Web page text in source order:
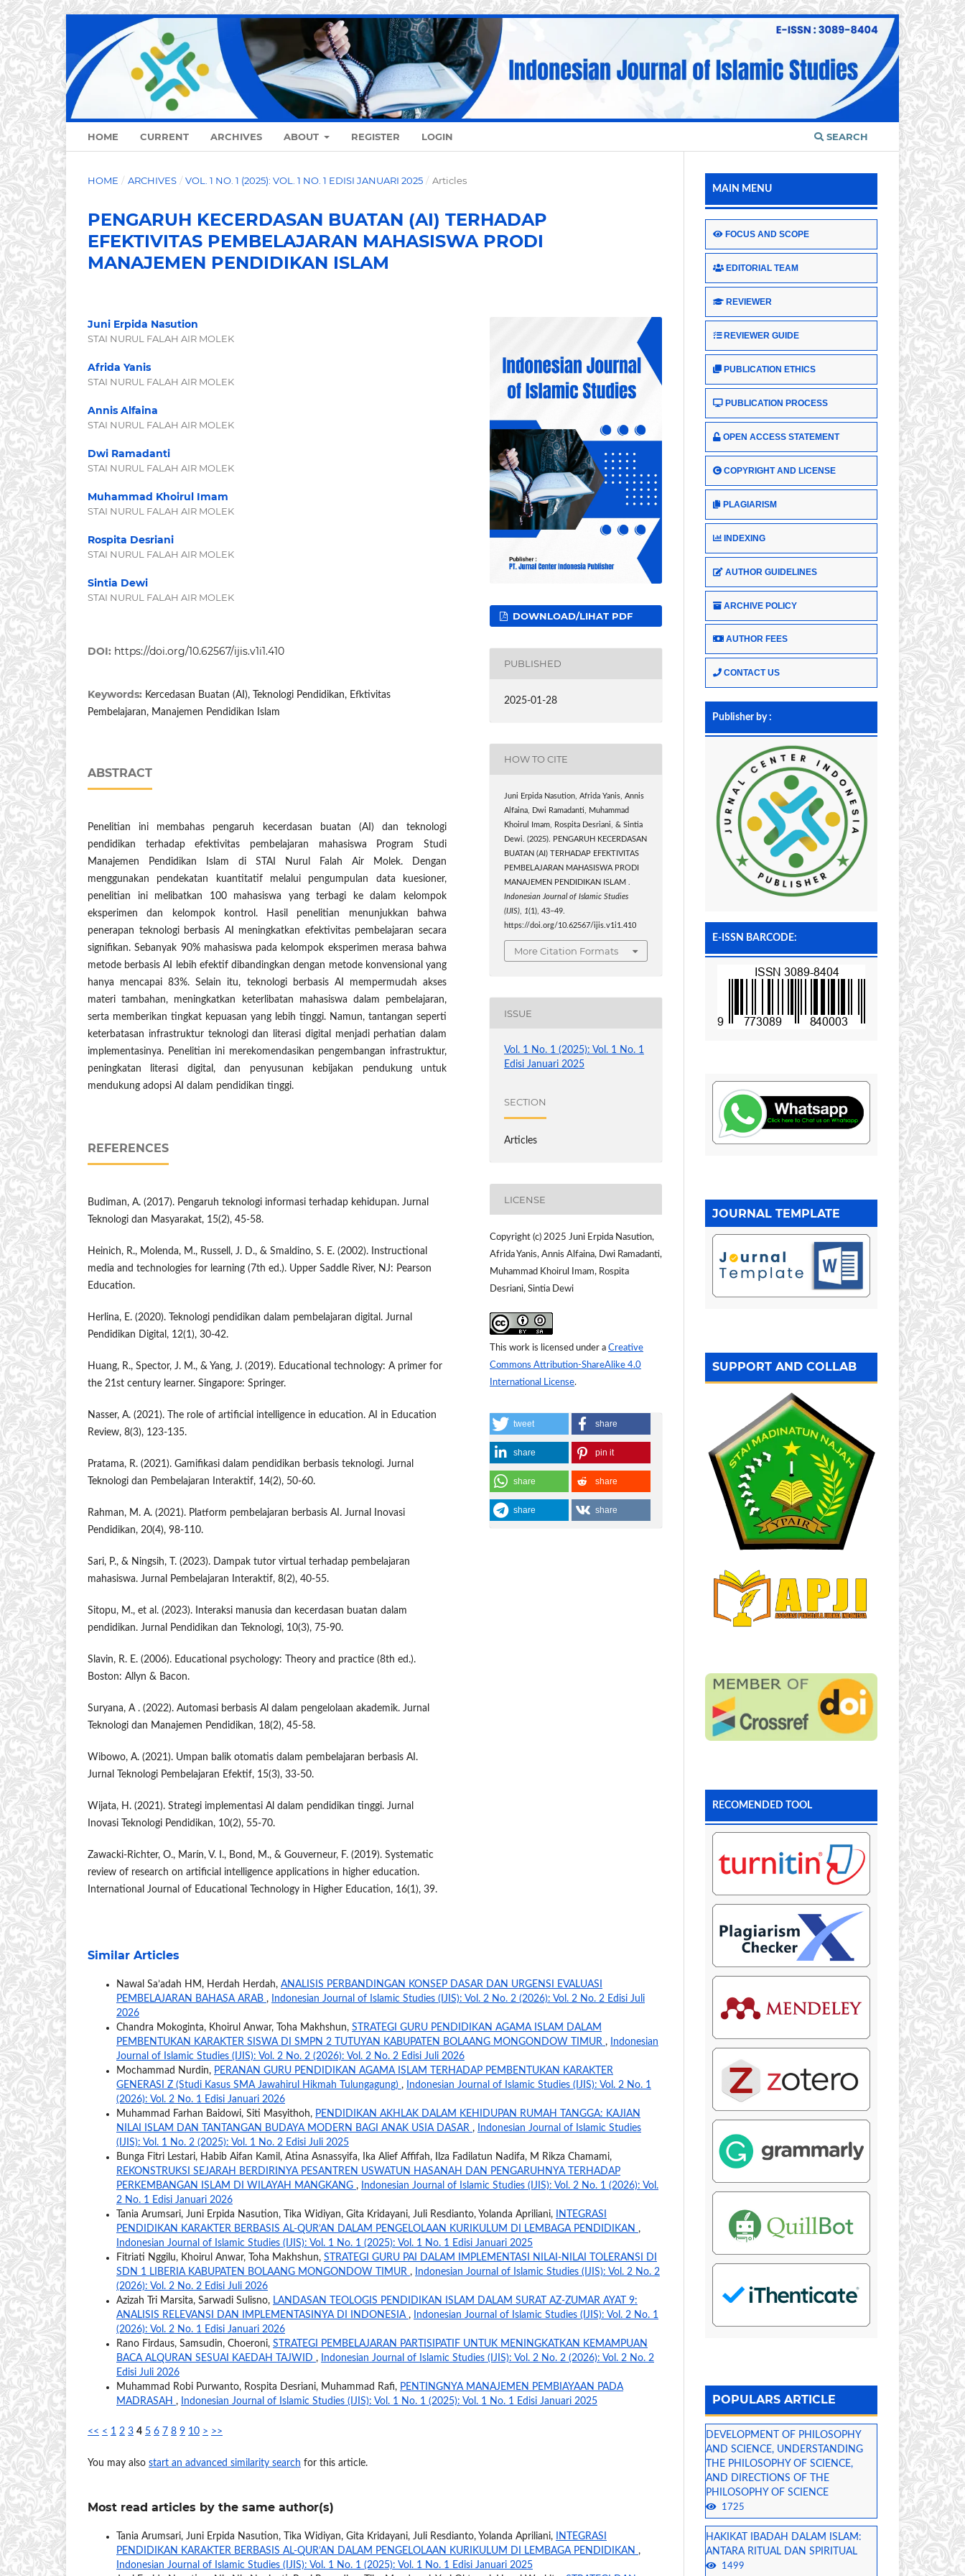
HOME CURRENT ARCHIVES ABOUT REGISTER LOGIN SEARCH
HOME / ARCHIVES / VOL. 1 NO. 1 (2025): VOL. 1 NO. 1 EDISI JANUARI 2025 / Articles
PENGARUH KECERDASAN BUATAN (AI) TERHADAP
EFEKTIVITAS PEMBELAJARAN MAHASISWA PRODI
MANAJEMEN PENDIDIKAN ISLAM
Juni Erpida Nasution
STAI NURUL FALAH AIR MOLEK
Afrida Yanis
STAI NURUL FALAH AIR MOLEK
Annis Alfaina
STAI NURUL FALAH AIR MOLEK
Dwi Ramadanti
STAI NURUL FALAH AIR MOLEK
Muhammad Khoirul Imam
STAI NURUL FALAH AIR MOLEK
Rospita Desriani
STAI NURUL FALAH AIR MOLEK
Sintia Dewi
STAI NURUL FALAH AIR MOLEK
DOI: https://doi.org/10.62567/ijis.v1i1.410
Keywords: Kercedasan Buatan (AI), Teknologi Pendidikan, Efktivitas
Pembelajaran, Manajemen Pendidikan Islam
ABSTRACT
Penelitian ini membahas pengaruh kecerdasan buatan (AI) dan teknologi
pendidikan terhadap efektivitas pembelajaran mahasiswa Program Studi
Manajemen Pendidikan Islam di STAI Nurul Falah Air Molek. Dengan
menggunakan pendekatan kuantitatif melalui pengumpulan data kuesioner,
penelitian ini melibatkan 100 mahasiswa yang terbagi ke dalam kelompok
eksperimen dan kelompok kontrol. Hasil penelitian menunjukkan bahwa
penerapan teknologi berbasis AI meningkatkan efektivitas pembelajaran secara
signifikan. Sebanyak 90% mahasiswa pada kelompok eksperimen merasa bahwa
metode berbasis AI lebih efektif dibandingkan dengan metode konvensional yang
hanya mencapai 83%. Selain itu, teknologi berbasis AI mempermudah akses
materi tambahan, meningkatkan keterlibatan mahasiswa dalam pembelajaran,
serta memberikan tingkat kepuasan yang lebih tinggi. Namun, tantangan seperti
keterbatasan infrastruktur teknologi dan literasi digital menjadi perhatian dalam
implementasinya. Penelitian ini merekomendasikan pengembangan infrastruktur,
peningkatan literasi digital, dan penyusunan kebijakan pendukung untuk
mendukung adopsi AI dalam pendidikan tinggi.
REFERENCES
Budiman, A. (2017). Pengaruh teknologi informasi terhadap kehidupan. Jurnal
Teknologi dan Masyarakat, 15(2), 45-58.
Heinich, R., Molenda, M., Russell, J. D., & Smaldino, S. E. (2002). Instructional
media and technologies for learning (7th ed.). Upper Saddle River, NJ: Pearson
Education.
Herlina, E. (2020). Teknologi pendidikan dalam pembelajaran digital. Jurnal
Pendidikan Digital, 12(1), 30-42.
Huang, R., Spector, J. M., & Yang, J. (2019). Educational technology: A primer for
the 21st century learner. Singapore: Springer.
Nasser, A. (2021). The role of artificial intelligence in education. AI in Education
Review, 8(3), 123-135.
Pratama, R. (2021). Gamifikasi dalam pendidikan berbasis teknologi. Jurnal
Teknologi dan Pembelajaran Interaktif, 14(2), 50-60.
Rahman, M. A. (2021). Platform pembelajaran berbasis AI. Jurnal Inovasi
Pendidikan, 20(4), 98-110.
Sari, P., & Ningsih, T. (2023). Dampak tutor virtual terhadap pembelajaran
mahasiswa. Jurnal Pembelajaran Interaktif, 8(2), 40-55.
Sitopu, M., et al. (2023). Interaksi manusia dan kecerdasan buatan dalam
pendidikan. Jurnal Pendidikan dan Teknologi, 10(3), 75-90.
Slavin, R. E. (2006). Educational psychology: Theory and practice (8th ed.).
Boston: Allyn & Bacon.
Suryana, A . (2022). Automasi berbasis Al dalam pengelolaan akademik. Jurnal
Teknologi dan Manajemen Pendidikan, 18(2), 45-58.
Wibowo, A. (2021). Umpan balik otomatis dalam pembelajaran berbasis AI.
Jurnal Teknologi Pembelajaran Efektif, 15(3), 33-50.
Wijata, H. (2021). Strategi implementasi Al dalam pendidikan tinggi. Jurnal
Inovasi Teknologi Pendidikan, 10(2), 55-70.
Zawacki-Richter, O., Marín, V. I., Bond, M., & Gouverneur, F. (2019). Systematic
review of research on artificial intelligence applications in higher education.
International Journal of Educational Technology in Higher Education, 16(1), 39.
DOWNLOAD/LIHAT PDF
PUBLISHED
2025-01-28
HOW TO CITE
Juni Erpida Nasution, Afrida Yanis, Annis
Alfaina, Dwi Ramadanti, Muhammad
Khoirul Imam, Rospita Desriani, & Sintia
Dewi. (2025). PENGARUH KECERDASAN
BUATAN (AI) TERHADAP EFEKTIVITAS
PEMBELAJARAN MAHASISWA PRODI
MANAJEMEN PENDIDIKAN ISLAM .
Indonesian Journal of Islamic Studies
(IJIS)
1(1), 43–49.
https://doi.org/10.62567/ijis.v1i1.410
More Citation Formats
ISSUE
Vol. 1 No. 1 (2025): Vol. 1 No. 1
Edisi Januari 2025
SECTION
Articles
LICENSE
Copyright (c) 2025 Juni Erpida Nasution,
Afrida Yanis, Annis Alfaina, Dwi Ramadanti,
Muhammad Khoirul Imam, Rospita
Desriani, Sintia Dewi
This work is licensed under a Creative
Commons Attribution-ShareAlike 4.0
International License.
tweet share
share pin it
share share
share share
Similar Articles
Nawal Sa’adah HM, Herdah Herdah, ANALISIS PERBANDINGAN KONSEP DASAR DAN URGENSI EVALUASI
PEMBELAJARAN BAHASA ARAB ,
Indonesian Journal of Islamic Studies (IJIS): Vol. 2 No. 2 (2026): Vol. 2 No. 2 Edisi Juli
2026
Chandra Mokoginta, Khoirul Anwar, Toha Makhshun, STRATEGI GURU PENDIDIKAN AGAMA ISLAM DALAM
PEMBENTUKAN KARAKTER SISWA DI SMPN 2 TUTUYAN KABUPATEN BOLAANG MONGONDOW TIMUR ,
Indonesian
Journal of Islamic Studies (IJIS): Vol. 2 No. 2 (2026): Vol. 2 No. 2 Edisi Juli 2026
Mochammad Nurdin, PERANAN GURU PENDIDIKAN AGAMA ISLAM TERHADAP PEMBENTUKAN KARAKTER
GENERASI Z (Studi Kasus SMA Jawahirul Hikmah Tulungagung) ,
Indonesian Journal of Islamic Studies (IJIS): Vol. 2 No. 1
(2026): Vol. 2 No. 1 Edisi Januari 2026
Muhammad Farhan Baidowi, Siti Masyithoh, PENDIDIKAN AKHLAK DALAM KEHIDUPAN RUMAH TANGGA: KAJIAN
NILAI ISLAM DAN TANTANGAN BUDAYA MODERN BAGI ANAK USIA DASAR ,
Indonesian Journal of Islamic Studies
(IJIS): Vol. 1 No. 2 (2025): Vol. 1 No. 2 Edisi Juli 2025
Bunga Fitri Lestari, Habib Aifan Kamil, Atina Asnassyifa, Ika Alief Affifah, Ilza Fadilatun Nadifa, M Rikza Chamami,
REKONSTRUKSI SEJARAH BERDIRINYA PESANTREN USWATUN HASANAH DAN PENGARUHNYA TERHADAP
PERKEMBANGAN ISLAM DI WILAYAH MANGKANG ,
Indonesian Journal of Islamic Studies (IJIS): Vol. 2 No. 1 (2026): Vol.
2 No. 1 Edisi Januari 2026
Tania Arumsari, Juni Erpida Nasution, Tika Widiyan, Gita Kridayani, Juli Resdianto, Yolanda Apriliani,
INTEGRASI
PENDIDIKAN KARAKTER BERBASIS AL-QUR’AN DALAM PENGELOLAAN KURIKULUM DI LEMBAGA PENDIDIKAN ,
Indonesian Journal of Islamic Studies (IJIS): Vol. 1 No. 1 (2025): Vol. 1 No. 1 Edisi Januari 2025
Fitriati Nggilu, Khoirul Anwar, Toha Makhshun, STRATEGI GURU PAI DALAM IMPLEMENTASI NILAI-NILAI TOLERANSI DI
SDN 1 LIBERIA KABUPATEN BOLAANG MONGONDOW TIMUR ,
Indonesian Journal of Islamic Studies (IJIS): Vol. 2 No. 2
(2026): Vol. 2 No. 2 Edisi Juli 2026
Azizah Tri Marsita, Sarwadi Sulisno, LANDASAN TEOLOGIS PENDIDIKAN ISLAM DALAM SURAT AZ-ZUMAR AYAT 9:
ANALISIS RELEVANSI DAN IMPLEMENTASINYA DI INDONESIA ,
Indonesian Journal of Islamic Studies (IJIS): Vol. 2 No. 1
(2026): Vol. 2 No. 1 Edisi Januari 2026
Rano Firdaus, Samsudin, Choeroni, STRATEGI PEMBELAJARAN PARTISIPATIF UNTUK MENINGKATKAN KEMAMPUAN
BACA ALQURAN SESUAI KAEDAH TAJWID ,
Indonesian Journal of Islamic Studies (IJIS): Vol. 2 No. 2 (2026): Vol. 2 No. 2
Edisi Juli 2026
Muhammad Robi Purwanto, Rospita Desriani, Muhammad Rafi, PENTINGNYA MANAJEMEN PEMBIAYAAN PADA
MADRASAH , Indonesian Journal of Islamic Studies (IJIS): Vol. 1 No. 1 (2025): Vol. 1 No. 1 Edisi Januari 2025
<< < 1 2 3 4 5 6 7 8 9 10 > >>
You may also start an advanced similarity search for this article.
Most read articles by the same author(s)
Tania Arumsari, Juni Erpida Nasution, Tika Widiyan, Gita Kridayani, Juli Resdianto, Yolanda Apriliani,
INTEGRASI
PENDIDIKAN KARAKTER BERBASIS AL-QUR’AN DALAM PENGELOLAAN KURIKULUM DI LEMBAGA PENDIDIKAN ,
Indonesian Journal of Islamic Studies (IJIS): Vol. 1 No. 1 (2025): Vol. 1 No. 1 Edisi Januari 2025
MAIN MENU
FOCUS AND SCOPE
EDITORIAL TEAM
REVIEWER
REVIEWER GUIDE
PUBLICATION ETHICS
PUBLICATION PROCESS
OPEN ACCESS STATEMENT
COPYRIGHT AND LICENSE
PLAGIARISM
INDEXING
AUTHOR GUIDELINES
ARCHIVE POLICY
AUTHOR FEES
CONTACT US
Publisher by :
E-ISSN BARCODE:
JOURNAL TEMPLATE
SUPPORT AND COLLAB
RECOMENDED TOOL
POPULARS ARTICLE
DEVELOPMENT OF PHILOSOPHY
AND SCIENCE, UNDERSTANDING
THE PHILOSOPHY OF SCIENCE,
AND DIRECTIONS OF THE
PHILOSOPHY OF SCIENCE
1725
HAKIKAT IBADAH DALAM ISLAM:
ANTARA RITUAL DAN SPIRITUAL
1499